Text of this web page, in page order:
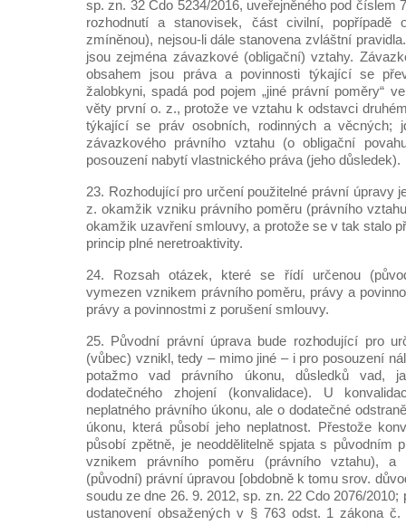
sp. zn. 32 Cdo 5234/2016, uveřejněného pod číslem
rozhodnutí a stanovisek, část civilní, popřípadě
zmíněnou), nejsou-li dále stanovena zvláštní
jsou zejména závazkové (obligační) vztahy.
obsahem jsou práva a povinnosti týkající se
žalobkyni, spadá pod pojem „jiné právní poměry“
věty první o. z., protože ve vztahu k odstavci
týkající se práv osobních, rodinných a věcných;
závazkového právního vztahu (o obligační
posouzení nabytí vlastnického práva (jeho důsledek).
23. Rozhodující pro určení použitelné právní úpravy
z. okamžik vzniku právního poměru (právního
okamžik uzavření smlouvy, a protože se v tak stalo
princip plné neretroaktivity.
24. Rozsah otázek, které se řídí určenou
vymezen vznikem právního poměru, právy a
právy a povinnostmi z porušení smlouvy.
25. Původní právní úprava bude rozhodující pro
(vůbec) vznikl, tedy – mimo jiné – i pro posouzení
potažmo vad právního úkonu, důsledků vad,
dodatečného zhojení (konvalidace). U
neplatného právního úkonu, ale o dodatečné
úkonu, která působí jeho neplatnost. Přestože
působí zpětně, je neoddělitelně spjata s původním
vznikem právního poměru (právního vztahu),
(původní) právní úpravou [obdobně k tomu srov.
soudu ze dne 26. 9. 2012, sp. zn. 22 Cdo 2076/
ustanovení obsažených v § 763 odst. 1 zákona č.